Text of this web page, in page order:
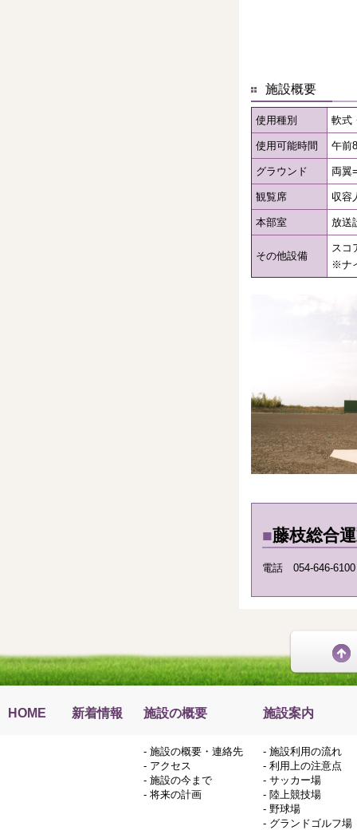
施設概要
使用種別 軟式
使用可能時間 午前
グラウンド 両翼
観覧席 収容
本部室 放送
その他設備
スコ
※ナ
■藤枝総合
電話 054-646-
HOME 新着情報 施設の概要 施設案内
- 施設の概要・連絡先
- アクセス
- 施設の今まで
- 将来の計画
- 施設利用の流れ
- 利用上の注意点
- サッカー場
- 陸上競技場
- 野球場
- グランドゴルフ場